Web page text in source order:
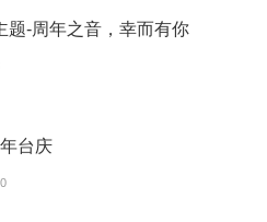
题-周年之音，幸而有你
台庆